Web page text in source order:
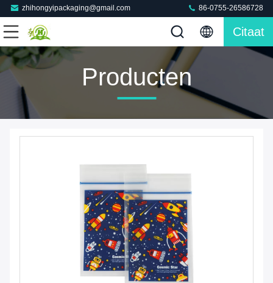
zhihongyipackaging@gmail.com 86-0755-26586728
Citaat
Producten